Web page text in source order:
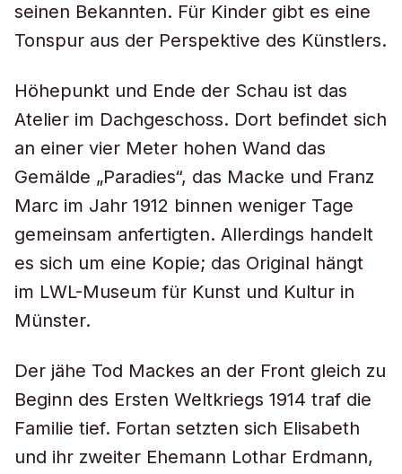
seinen Bekannten. Für Kinder gibt es eine
Tonspur aus der Perspektive des Künstlers.
Höhepunkt und Ende der Schau ist das
Atelier im Dachgeschoss. Dort befindet sich
an einer vier Meter hohen Wand das
Gemälde „Paradies“, das Macke und Franz
Marc im Jahr 1912 binnen weniger Tage
gemeinsam anfertigten. Allerdings handelt
es sich um eine Kopie; das Original hängt
im LWL-Museum für Kunst und Kultur in
Münster.
Der jähe Tod Mackes an der Front gleich zu
Beginn des Ersten Weltkriegs 1914 traf die
Familie tief. Fortan setzten sich Elisabeth
und ihr zweiter Ehemann Lothar Erdmann,